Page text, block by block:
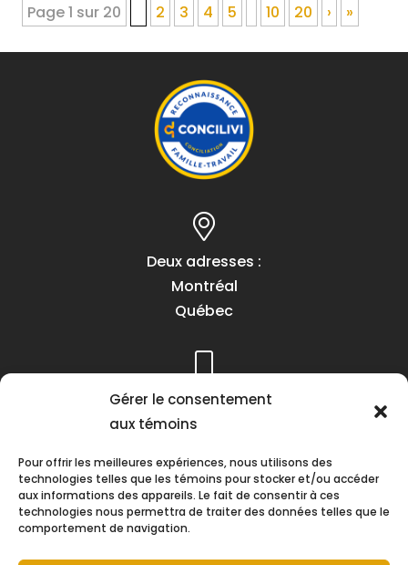
Gérer le consentement
aux témoins
Pour offrir les meilleures expériences, nous utilisons des
technologies telles que les témoins pour stocker et/ou accéder
aux informations des appareils. Le fait de consentir à ces
technologies nous permettra de traiter des données telles que le
comportement de navigation.
Page 1 sur 20 2 3 4 5 10 20 › »
Deux adresses :
Montréal
Québec
Téléphone :
(418) 622-1001
Heures d’ouverture :